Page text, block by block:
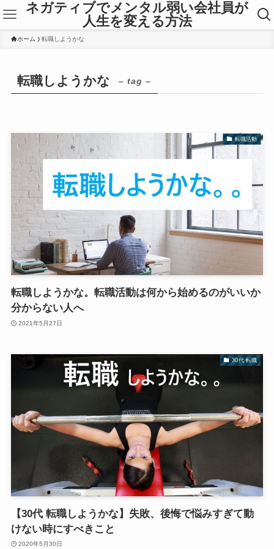
ネガティブでメンタル弱い会社員が
人生を変える方法
ホーム 転職しようかな
転職しようかな – tag –
転職活動
転職しようかな。転職活動は何から始めるのがいいか
分からない人へ
2021年5月27日
30代 転職
【30代 転職しようかな】失敗、後悔で悩みすぎて動
けない時にすべきこと
2020年5月30日